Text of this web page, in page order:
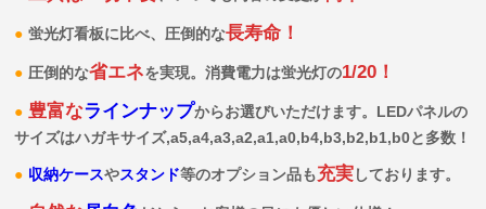
蛍光灯看板に比べ、圧倒的な長寿命！
圧倒的な省エネを実現。消費電力は蛍光灯の1/20！
豊富なラインナップからお選びいただけます。LEDパネルの
サイズはハガキサイズ,a5,a4,a3,a2,a1,a0,b4,b3,b2,b1,b0と多数！
収納ケースやスタンド等のオプション品も充実しております。